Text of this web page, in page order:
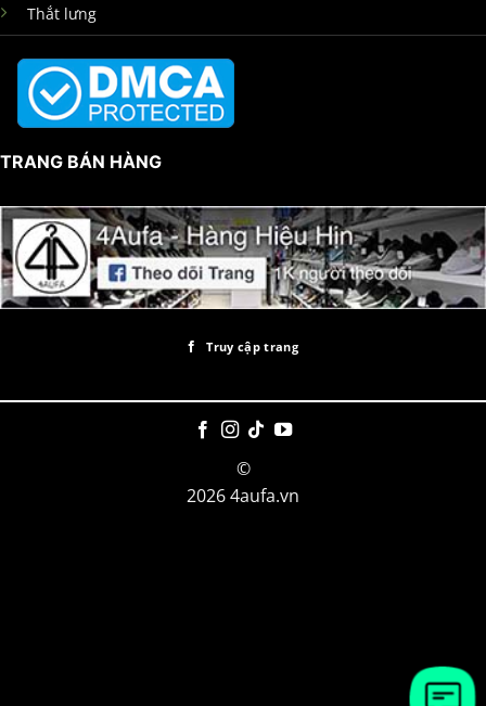
Thắt lưng
TRANG BÁN HÀNG
Truy cập trang
©
2026 4aufa.vn